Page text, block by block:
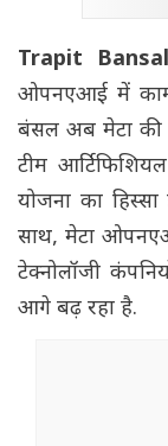
Trapit
ओपनएआई में काम
बंसल अब मेटा की
टीम
योजना का
साथ, मेटा
टेक्नोलॉजी
आगे बढ़ रहा है.